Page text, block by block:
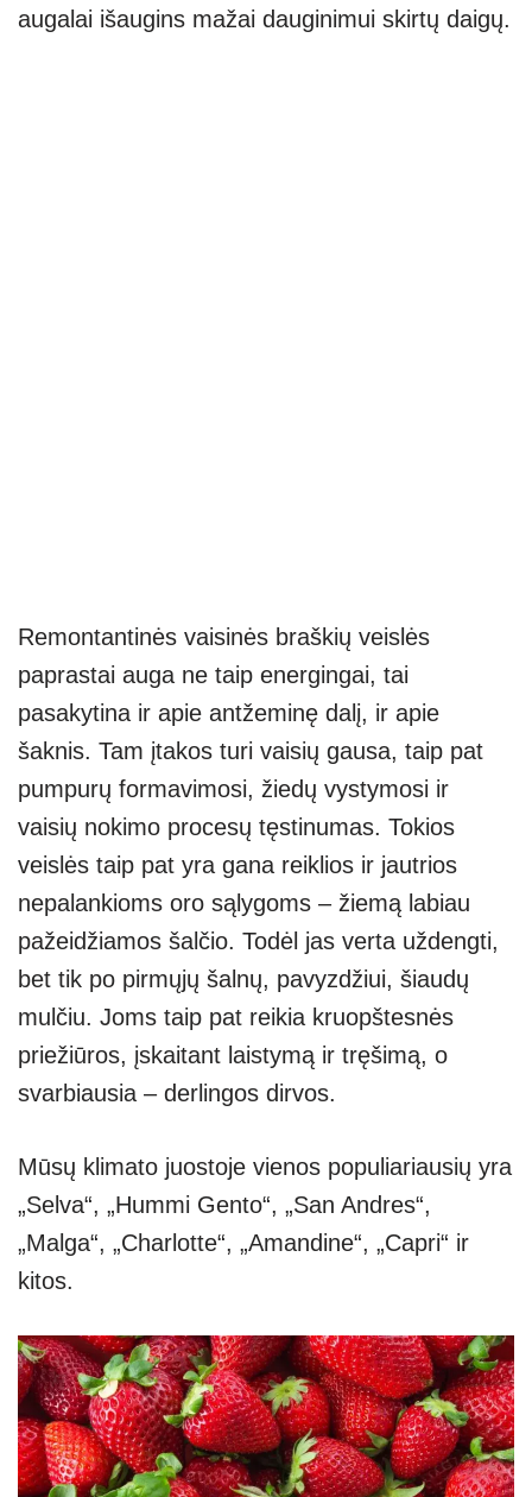
augalai išaugins mažai dauginimui skirtų daigų.
Remontantinės vaisinės braškių veislės
paprastai auga ne taip energingai, tai
pasakytina ir apie antžeminę dalį, ir apie
šaknis. Tam įtakos turi vaisių gausa, taip pat
pumpurų formavimosi, žiedų vystymosi ir
vaisių nokimo procesų tęstinumas. Tokios
veislės taip pat yra gana reiklios ir jautrios
nepalankioms oro sąlygoms – žiemą labiau
pažeidžiamos šalčio. Todėl jas verta uždengti,
bet tik po pirmųjų šalnų, pavyzdžiui, šiaudų
mulčiu. Joms taip pat reikia kruopštesnės
priežiūros, įskaitant laistymą ir tręšimą, o
svarbiausia – derlingos dirvos.
Mūsų klimato juostoje vienos populiariausių yra
„Selva“, „Hummi Gento“, „San Andres“,
„Malga“, „Charlotte“, „Amandine“, „Capri“ ir
kitos.